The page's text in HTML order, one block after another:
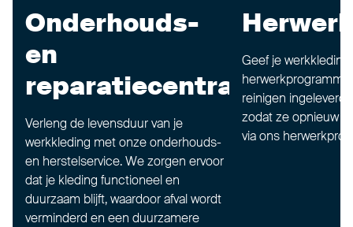
Onderhouds-
en
reparatiecentra
Verleng de levensduur van je
werkkleding met onze onderhouds-
en herstelservice. We zorgen ervoor
dat je kleding functioneel en
duurzaam blijft, waardoor afval wordt
verminderd en een duurzamere
Geef je
reinigen
zodat ze opnieuw
via ons